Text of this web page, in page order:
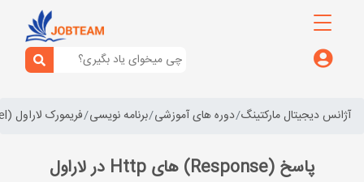
آژانس دیجیتال مارکتینگ دوره های آموزشی برنامه نویسی فریمورک لاراول (laravel)
پاسخ (Response) های Http در لاراول